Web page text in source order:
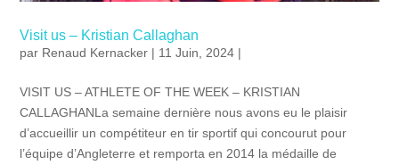
Visit us – Kristian Callaghan
par Renaud Kernacker | 11 Juin, 2024 |
VISIT US – ATHLETE OF THE WEEK – KRISTIAN
CALLAGHANLa semaine dernière nous avons eu le plaisir
d’accueillir un compétiteur en tir sportif qui concourut pour
l’équipe d’Angleterre et remporta en 2014 la médaille de